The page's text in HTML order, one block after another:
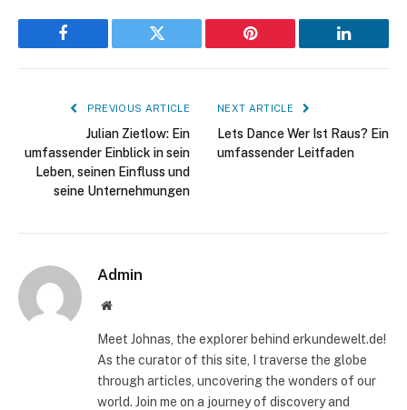
Facebook Twitter Pinterest LinkedIn
PREVIOUS ARTICLE
Julian Zietlow: Ein
umfassender Einblick in sein
Leben, seinen Einfluss und
seine Unternehmungen
NEXT ARTICLE
Lets Dance Wer Ist Raus? Ein
umfassender Leitfaden
Admin
Website
Meet Johnas, the explorer behind erkundewelt.de!
As the curator of this site, I traverse the globe
through articles, uncovering the wonders of our
world. Join me on a journey of discovery and